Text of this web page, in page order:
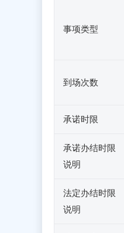
事项类型
到场次数
承诺时限
承诺办结时限
说明
法定办结时限
说明